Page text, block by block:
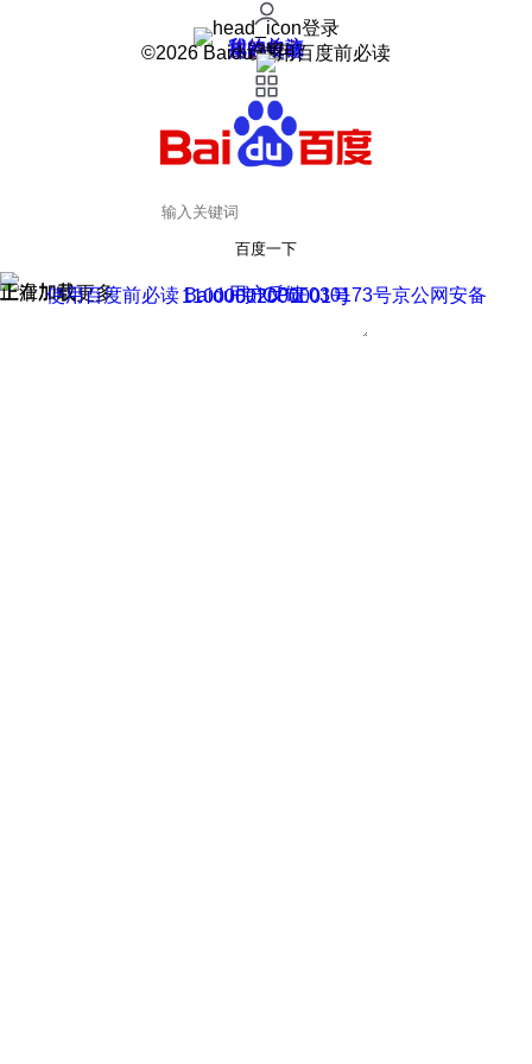
登录
我的关注
我的收藏
皮肤中心
用户反馈
设置
©2026 Baidu 使用百度前必读
百度一下
正在加载
上滑加载更多 用户反馈
使用百度前必读 Baidu 京ICP证030173号
京公网安备11000002000001号